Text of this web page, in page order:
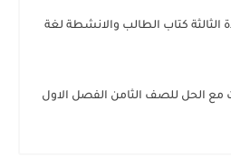
كتاب الطالب والانشطة لغة
مع الحل للصف الثامن الفصل الاول